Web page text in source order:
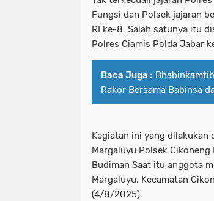
Fungsi dan Polsek jajaran
RI ke-8. Salah satunya itu
Polres Ciamis Polda Jabar
Baca Juga :
Rakor Bersama Babinsa
Kegiatan ini yang dilakukan
Margaluyu Polsek
Budiman Saat itu anggota
Margaluyu, Kecamatan
(4/8/2025).